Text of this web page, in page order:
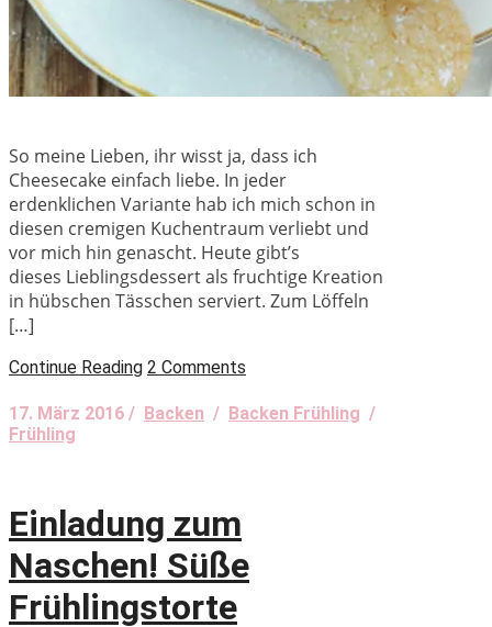
So meine Lieben, ihr wisst ja, dass ich
Cheesecake einfach liebe. In jeder
erdenklichen Variante hab ich mich schon in
diesen cremigen Kuchentraum verliebt und
vor mich hin genascht. Heute gibt’s
dieses Lieblingsdessert als fruchtige Kreation
in hübschen Tässchen serviert. Zum Löffeln
[…]
Continue Reading 2 Comments
17. März 2016 / Backen / Backen Frühling /
Frühling
Einladung zum
Naschen! Süße
Frühlingstorte